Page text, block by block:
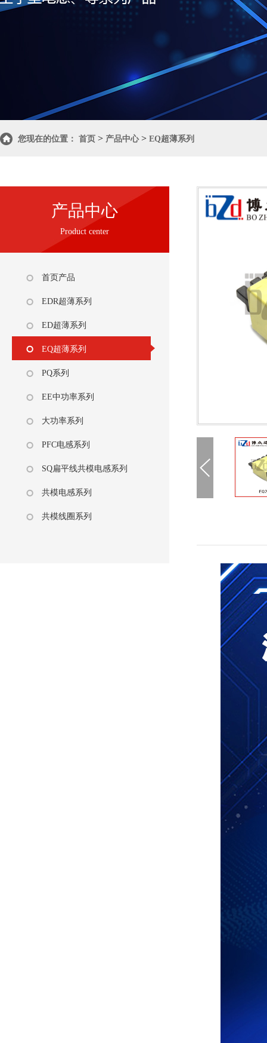
您现在的位置： 首页 > 产品中心> EQ超薄系列
产品中心
Product center
首页产品
EDR超薄系列
ED超薄系列
EQ超薄系列
PQ系列
EE中功率系列
大功率系列
PFC电感系列
SQ扁平线共模电感系列
共模电感系列
共模线圈系列